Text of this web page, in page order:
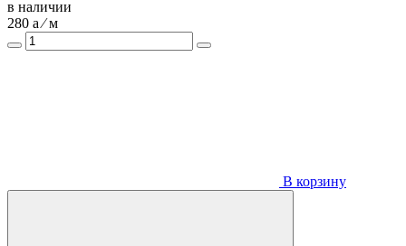
в наличии
280 a ⁄ м
В корзину